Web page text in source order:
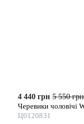
4 440 грн 5 550 грн
Черевики чоловічі
Ц0120831